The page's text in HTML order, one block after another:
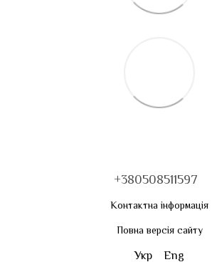
+380508511597
Контактна інформація
Повна версія сайту
Укр Eng